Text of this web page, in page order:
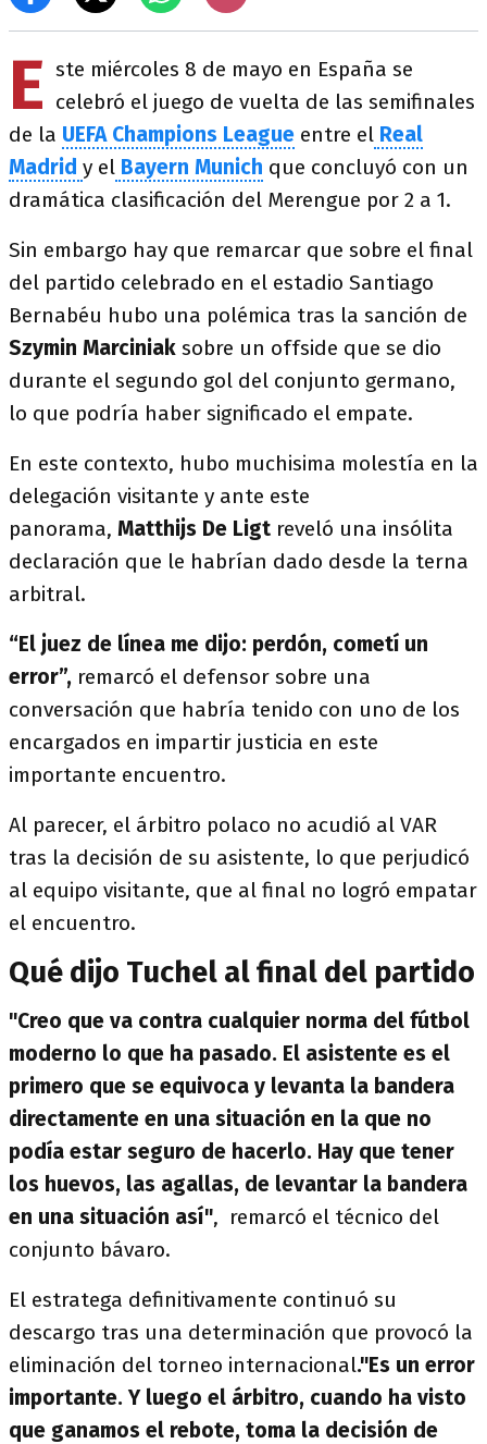
E ste miércoles 8 de mayo en España se
celebró el juego de vuelta de las semifinales
de la UEFA Champions League entre el Real
Madrid y el Bayern Munich que concluyó con un
dramática clasificación del Merengue por 2 a 1.
Sin embargo hay que remarcar que sobre el final
del partido celebrado en el estadio Santiago
Bernabéu hubo una polémica tras la sanción de
Szymin Marciniak sobre un offside que se dio
durante el segundo gol del conjunto germano,
lo que podría haber significado el empate.
En este contexto, hubo muchisima molestía en la
delegación visitante y ante este
panorama, Matthijs De Ligt reveló una insólita
declaración que le habrían dado desde la terna
arbitral.
“El juez de línea me dijo: perdón, cometí un
error”, remarcó el defensor sobre una
conversación que habría tenido con uno de los
encargados en impartir justicia en este
importante encuentro.
Al parecer, el árbitro polaco no acudió al VAR
tras la decisión de su asistente, lo que perjudicó
al equipo visitante, que al final no logró empatar
el encuentro.
Qué dijo Tuchel al final del partido
"Creo que va contra cualquier norma del fútbol
moderno lo que ha pasado. El asistente es el
primero que se equivoca y levanta la bandera
directamente en una situación en la que no
podía estar seguro de hacerlo. Hay que tener
los huevos, las agallas, de levantar la bandera
en una situación así", remarcó el técnico del
conjunto bávaro.
El estratega definitivamente continuó su
descargo tras una determinación que provocó la
eliminación del torneo internacional."Es un error
importante. Y luego el árbitro, cuando ha visto
que ganamos el rebote, toma la decisión de